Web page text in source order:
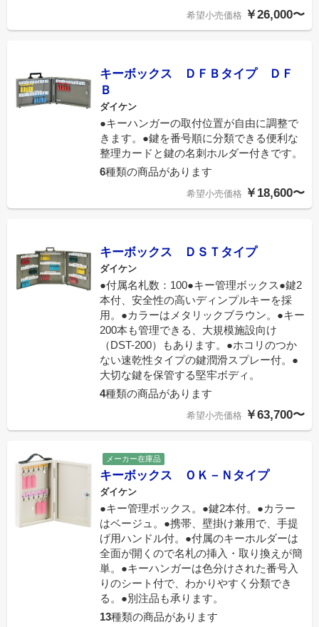
希望小売価格 ￥26,000〜
キーボックス ＤＦＢタイプ ＤＦ
Ｂ
ダイケン
●キーハンガーの取付位置が自由に調整で
きます。●鍵を番号順に分類できる便利な
整理カードと鍵の名刺ホルダー付きです。
6種類の商品があります
希望小売価格 ￥18,600〜
キーボックス ＤＳＴタイプ
ダイケン
●付属名札数：100●キー管理ボックス●鍵2
本付、安全性の高いディンプルキーを採
用。●カラーはメタリックブラウン。●キー
200本も管理できる、大規模施設向け
（DST-200）もあります。●ホコリのつか
ない速乾性タイプの鍵潤滑スプレー付。●
大切な鍵を保管する堅牢ボディ。
4種類の商品があります
希望小売価格 ￥63,700〜
メーカー在庫品
キーボックス ＯＫ－Ｎタイプ
ダイケン
●キー管理ボックス。●鍵2本付。●カラー
はベージュ。●携帯、壁掛け兼用で、手提
げ用ハンドル付。●付属のキーホルダーは
全面が開くので名札の挿入・取り換えが簡
単。●キーハンガーは色分けされた番号入
りのシート付で、わかりやすく分類でき
る。●別注品も承ります。
13種類の商品があります